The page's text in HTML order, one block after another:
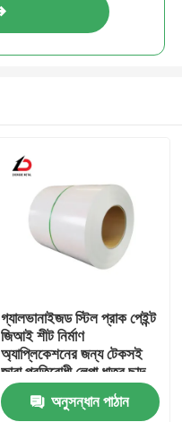
গ্যালভানাইজড স্টিল প্রাক পেইন্ট
জিআই শীট নির্মাণ
অ্যাপ্লিকেশনের জন্য টেকসই
জারা প্রতিরোধী লেপা ধাতব ছাদ
প্যানেল
অনুসন্ধান পাঠান